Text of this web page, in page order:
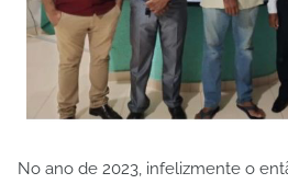
No ano de 2023, infelizmente o